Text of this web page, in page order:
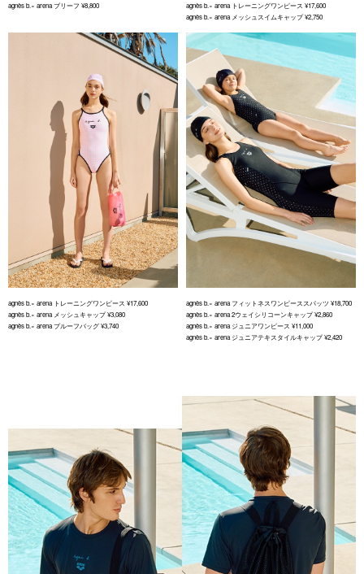
agnès b.× arena ブリーフ ¥8,800
agnès b.× arena トレーニングワンピース ¥17,600
agnès b.× arena メッシュスイムキャップ ¥2,750
agnès b.× arena トレーニングワンピース ¥17,600
agnès b.× arena メッシュキャップ ¥3,080
agnès b.× arena プルーフバッグ ¥3,740
agnès b.× arena フィットネスワンピーススパッツ ¥18,700
agnès b.× arena 2ウェイシリコーンキャップ ¥2,860
agnès b.× arena ジュニアワンピース ¥11,000
agnès b.× arena ジュニアテキスタイルキャップ ¥2,420